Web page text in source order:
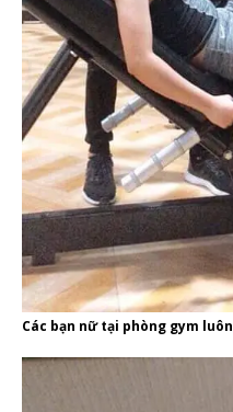
Các bạn nữ tại phòng gym